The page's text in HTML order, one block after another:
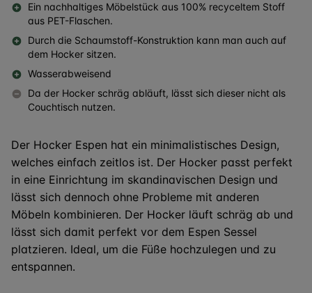
Ein nachhaltiges Möbelstück aus 100% recyceltem Stoff
aus PET-Flaschen.
Durch die Schaumstoff-Konstruktion kann man auch auf
dem Hocker sitzen.
Wasserabweisend
Da der Hocker schräg abläuft, lässt sich dieser nicht als
Couchtisch nutzen.
Der Hocker Espen hat ein minimalistisches Design,
welches einfach zeitlos ist. Der Hocker passt perfekt
in eine Einrichtung im skandinavischen Design und
lässt sich dennoch ohne Probleme mit anderen
Möbeln kombinieren. Der Hocker läuft schräg ab und
lässt sich damit perfekt vor dem Espen Sessel
platzieren. Ideal, um die Füße hochzulegen und zu
entspannen.